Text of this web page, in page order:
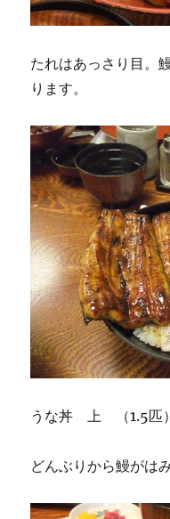
たれはあっさり目。
ります。
うな丼 上 （1.5匹
どんぶりから鰻がは